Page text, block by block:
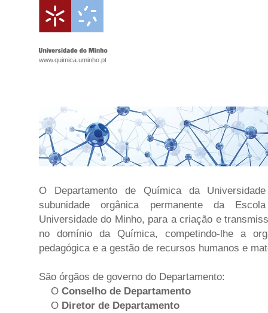
www.quimica.uminho.pt
O Departamento de Química da
subunidade orgânica permanente da
Universidade do Minho, para a criação e
no domínio da Química, competindo-lhe a
pedagógica e a gestão de recursos humanos e
São órgãos de governo do Departamento:
O Conselho de Departamento
O Diretor de Departamento